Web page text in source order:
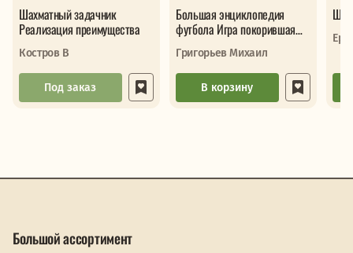
Шахматный задачник
Реализация преимущества
Костров В
Под заказ
Большая энциклопедия
футбола Игра покорившая
мир От первых матчей до
великих поб
Григорьев Михаил
В корзину
Большой ассортимент